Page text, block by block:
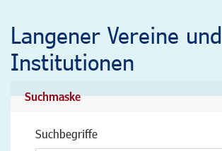
Langener Vereine und
Institutionen
Suchmaske
Suchbegriffe